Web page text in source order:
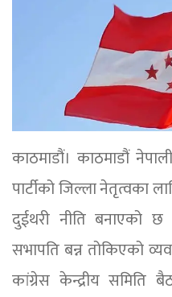
काठमाडौं। काठमाडौं
पार्टीको जिल्ला नेतृत्वका
दुईथरी नीति बनाएको छ
सभापति बन्न तोकिएको
कांग्रेस केन्द्रीय समिति